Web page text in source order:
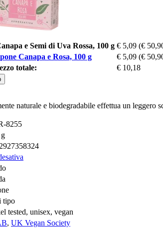
e Semi di Uva Rossa, 100 g € 5,09 (€
Canapa e Rosa, 100 g
€ 5,09 (€
totale:
€ 10,18
naturale e biodegradabile effettua un
8255
tipo
tested, unisex, vegan
, UK Vegan Society